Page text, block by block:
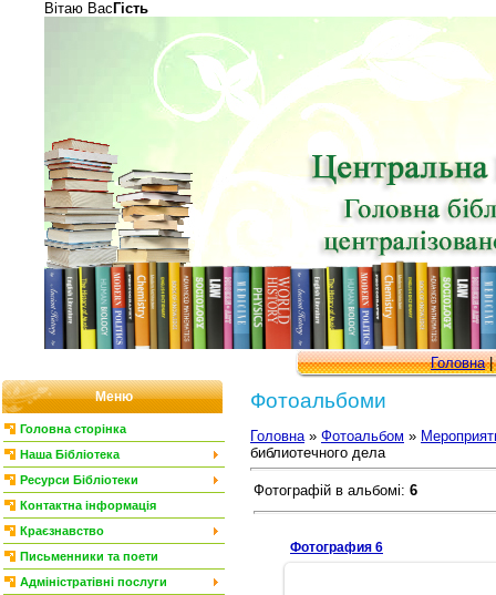
Вітаю Вас Гість
Головна|
Меню
Головна сторінка
Наша Бібліотека
Ресурси Бібліотеки
Контактна інформація
Краєзнавство
Письменники та поети
Адміністратівні послуги
Фотоальбоми
Головна » Фотоальбом »
библиотечного дела
Фотографій в альбомі: 6
Фотография 6